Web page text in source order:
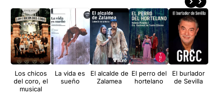
Los chicos
del coro, el
musical
La vida es
sueño
El alcalde de
Zalamea
El perro del
hortelano
El burlador
de Sevilla